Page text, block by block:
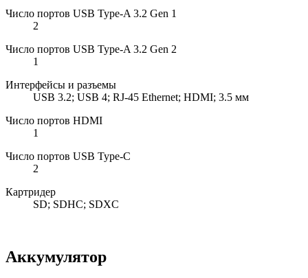
Число портов USB Type-A 3.2 Gen 1
2
Число портов USB Type-A 3.2 Gen 2
1
Интерфейсы и разъемы
USB 3.2; USB 4; RJ-45 Ethernet; HDMI; 3.5 мм
Число портов HDMI
1
Число портов USB Type-C
2
Картридер
SD; SDHC; SDXC
Аккумулятор